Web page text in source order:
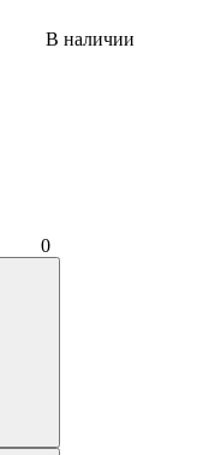
В наличии
0